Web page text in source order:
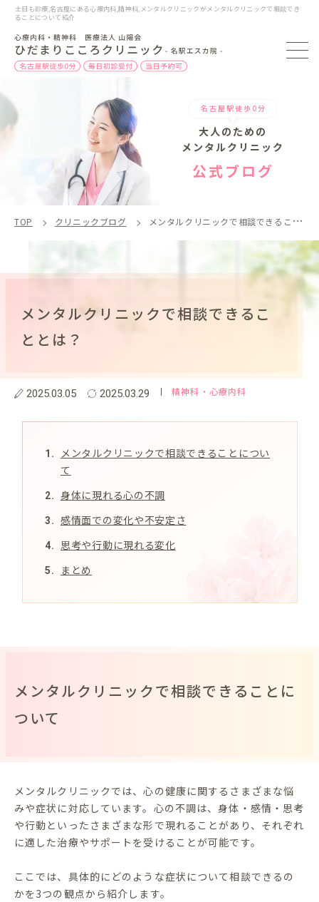
土日も診療,名古屋にある心療内科,精神科,メンタルクリニックがメンタルクリニックで相談でき
ることについて紹介
名古屋駅徒歩0分
大人のための
メンタルクリニック
公式ブログ
TOP クリニックブログ メンタルクリニックで相談できることとは？
メンタルクリニックで相談できるこ
ととは？
2025.03.05 2025.03.29 精神科・心療内科
メンタルクリニックで相談できることについ
て
身体に現れる心の不調
感情面での変化や不安定さ
思考や行動に現れる変化
まとめ
メンタルクリニックで相談できることに
ついて
メンタルクリニックでは、心の健康に関するさまざまな悩
みや症状に対応しています。心の不調は、身体・感情・思考
や行動といったさまざまな形で現れることがあり、それぞれ
に適した治療やサポートを受けることが可能です。
ここでは、具体的にどのような症状について相談できるの
かを3つの観点から紹介します。